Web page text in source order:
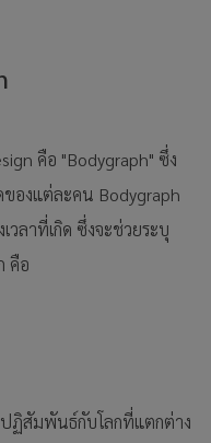
ของมนุษย์
คือ "Bodygraph" ซึ่ง
องแต่ละคน Bodygraph
วลาที่เกิด ซึ่งจะช่วยระบุ
คือ
ฏิสัมพันธ์กับโลกที่แตกต่าง